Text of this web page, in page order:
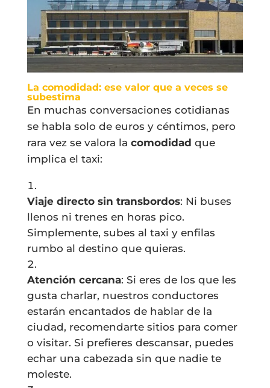
La comodidad: ese valor que a veces se
subestima
En muchas conversaciones cotidianas
se habla solo de euros y céntimos, pero
rara vez se valora la comodidad que
implica el taxi:
Viaje directo sin transbordos: Ni buses
llenos ni trenes en horas pico.
Simplemente, subes al taxi y enfilas
rumbo al destino que quieras.
Atención cercana: Si eres de los que les
gusta charlar, nuestros conductores
estarán encantados de hablar de la
ciudad, recomendarte sitios para comer
o visitar. Si prefieres descansar, puedes
echar una cabezada sin que nadie te
moleste.